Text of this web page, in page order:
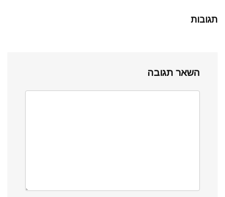
תגובות
השאר תגובה